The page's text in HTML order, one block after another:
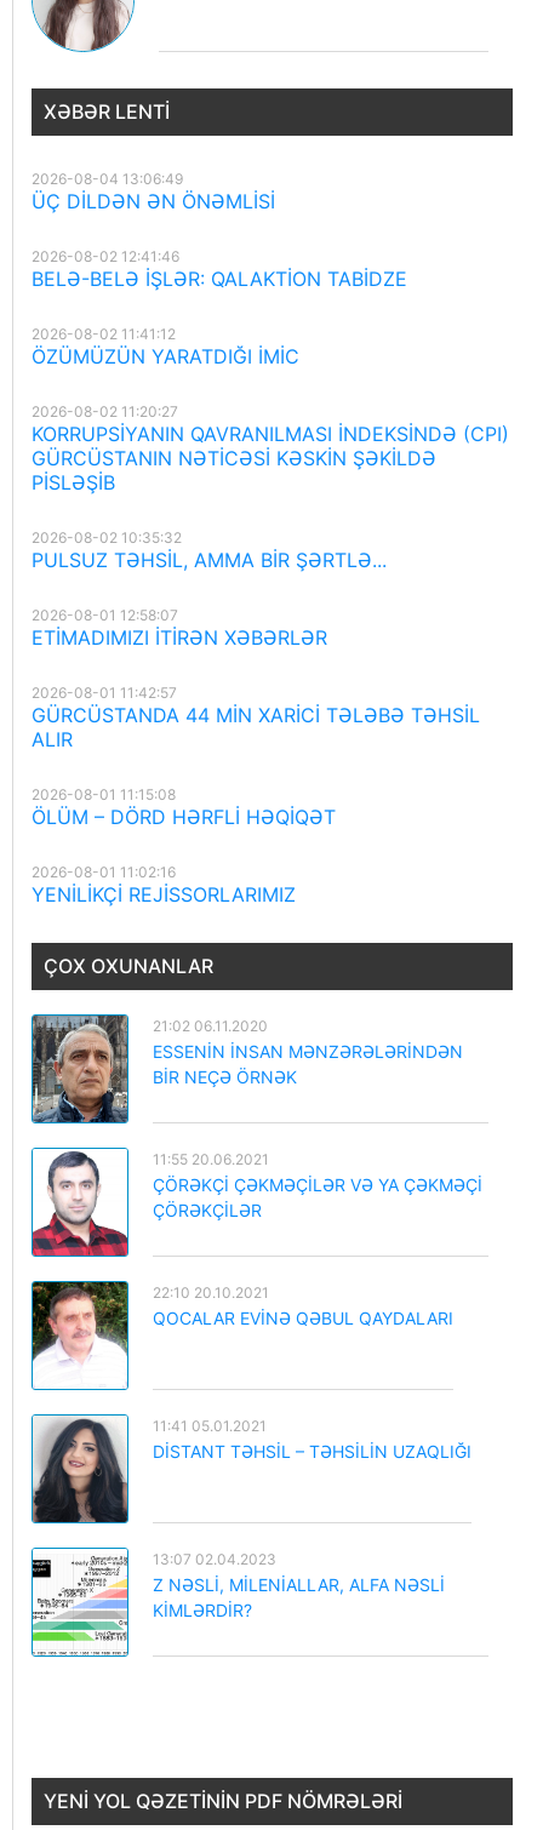
XƏBƏR LENTI
2026-08-04 13:06:49
ÜÇ DİLDƏN ƏN ÖNƏMLİSİ
2026-08-02 12:41:46
BELƏ-BELƏ İŞLƏR: QALAKTİON TABİDZE
2026-08-02 11:41:12
ÖZÜMÜZÜN YARATDIĞI İMİC
2026-08-02 11:20:27
KORRUPSİYANIN QAVRANILMASI İNDEKSİNDƏ (CPI)
GÜRCÜSTANIN NƏTİCƏSİ KƏSKİN ŞƏKİLDƏ
PİSLƏŞİB
2026-08-02 10:35:32
PULSUZ TƏHSİL, AMMA BİR ŞƏRTLƏ...
2026-08-01 12:58:07
ETİMADIMIZI İTİRƏN XƏBƏRLƏR
2026-08-01 11:42:57
GÜRCÜSTANDA 44 MİN XARİCİ TƏLƏBƏ TƏHSİL
ALIR
2026-08-01 11:15:08
ÖLÜM – DÖRD HƏRFLİ HƏQİQƏT
2026-08-01 11:02:16
YENİLİKÇİ REJİSSORLARIMIZ
ÇOX OXUNANLAR
21:02 06.11.2020
ESSENİN İNSAN MƏNZƏRƏLƏRİNDƏN
BİR NEÇƏ ÖRNƏK
11:55 20.06.2021
ÇÖRƏKÇİ ÇƏKMƏÇİLƏR VƏ YA ÇƏKMƏÇİ
ÇÖRƏKÇİLƏR
22:10 20.10.2021
QOCALAR EVİNƏ QƏBUL QAYDALARI
11:41 05.01.2021
DİSTANT TƏHSİL – TƏHSİLİN UZAQLIĞI
13:07 02.04.2023
Z NƏSLİ, MİLENİALLAR, ALFA NƏSLİ
KİMLƏRDİR?
YENI YOL QƏZETININ PDF NÖMRƏLƏRI